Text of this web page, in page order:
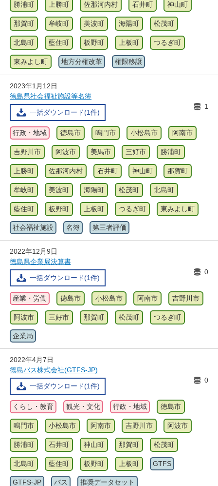
勝浦町 上勝町 佐那河内村 石井町 神山町
那賀町 牟岐町 美波町 海陽町 松茂町
北島町 藍住町 板野町 上板町 つるぎ町
東みよし町 地方分権改革 権限移譲
2023年1月12日
徳島県社会福祉施設等名簿
一括ダウンロード(1件)
1
行政・地域 徳島市 鳴門市 小松島市 阿南市
吉野川市 阿波市 美馬市 三好市 勝浦町
上勝町 佐那河内村 石井町 神山町 那賀町
牟岐町 美波町 海陽町 松茂町 北島町
藍住町 板野町 上板町 つるぎ町 東みよし町
社会福祉施設 名簿 第三者評価
2022年12月9日
徳島県企業局決算書
一括ダウンロード(1件)
0
産業・労働 徳島市 小松島市 阿南市 吉野川市
阿波市 三好市 那賀町 松茂町 つるぎ町
企業局
2022年4月7日
徳島バス株式会社(GTFS-JP)
一括ダウンロード(1件)
0
くらし・教育 観光・文化 行政・地域 徳島市
鳴門市 小松島市 阿南市 吉野川市 阿波市
勝浦町 石井町 神山町 那賀町 松茂町
北島町 藍住町 板野町 上板町 GTFS
GTFS-JP バス 推奨データセット